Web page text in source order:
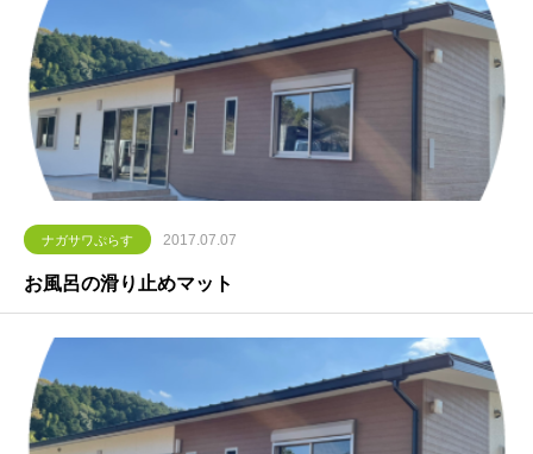
ナガサワぷらす 2017.07.07
お風呂の滑り止めマット